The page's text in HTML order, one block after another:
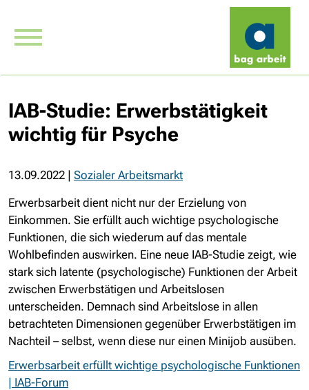
IAB-Studie: Erwerbstätigkeit
wichtig für Psyche
13.09.2022 | Sozialer Arbeitsmarkt
Erwerbsarbeit dient nicht nur der Erzielung von
Einkommen. Sie erfüllt auch wichtige psychologische
Funktionen, die sich wiederum auf das mentale
Wohlbefinden auswirken. Eine neue IAB-Studie zeigt, wie
stark sich latente (psychologische) Funktionen der Arbeit
zwischen Erwerbstätigen und Arbeitslosen
unterscheiden. Demnach sind Arbeitslose in allen
betrachteten Dimensionen gegenüber Erwerbstätigen im
Nachteil – selbst, wenn diese nur einen Minijob ausüben.
Erwerbsarbeit erfüllt wichtige psychologische Funktionen
| IAB-Forum